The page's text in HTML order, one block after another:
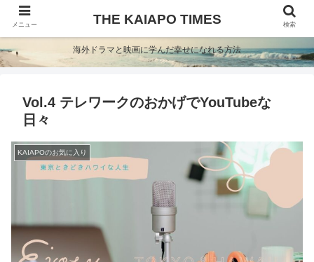
海外ドラマと映画に学んだ幸せになれる方法
Vol.4 テレワークのおかげでYouTubeな
日々
KAIAPOのお気に入り
メニュー THE KAIAPO TIMES 検索